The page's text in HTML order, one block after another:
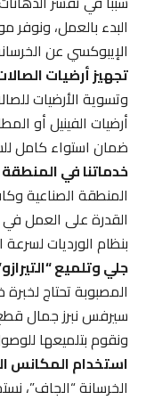
الإيبوكسي عن الخرسانة
تجهيز أرضيات
وتسوية الأرضيات
أرضيات الفينيل أو
ضمان استواء كامل
خدماتنا في المنطقة
المنطقة الصناعية
القدرة على العمل في
بنظام الورديات لسرعة
جلي وتلميع
المصبوبة تحتاج
سيرفس نبرز جمال قطع
ونقوم بتلميعها
استخدام المكانس
الخرسانة “الجاف”،